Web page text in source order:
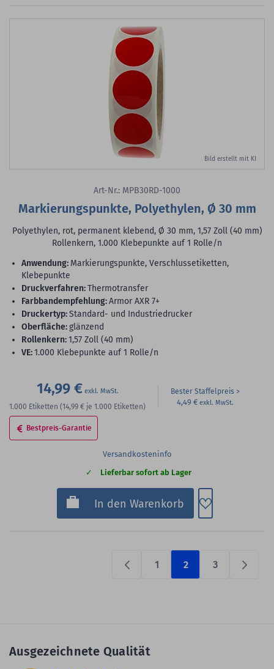
Bild erstellt mit KI
Art-Nr.: MPB30RD-1000
Markierungspunkte, Polyethylen, Ø 30 mm
Polyethylen, rot, permanent klebend, Ø 30 mm, 1,57 Zoll (40 mm)
Rollenkern, 1.000 Klebepunkte auf 1 Rolle/n
Anwendung: Markierungspunkte, Verschlussetiketten,
Klebepunkte
Druckverfahren:Thermotransfer
Farbbandempfehlung:Armor AXR 7+
Druckertyp:Standard- und Industriedrucker
Oberfläche:glänzend
Rollenkern:1,57 Zoll (40 mm)
VE:1.000 Klebepunkte auf 1 Rolle/n
14,99 €
1.000 Etiketten (14,99 € je 1.000 Etiketten)
Bester Staffelpreis
4,49 €
Bestpreis-Garantie
Versandkosteninfo
Lieferbar sofort ab Lager
In den Warenkorb Zum
1 2 3
Ausgezeichnete Qualität